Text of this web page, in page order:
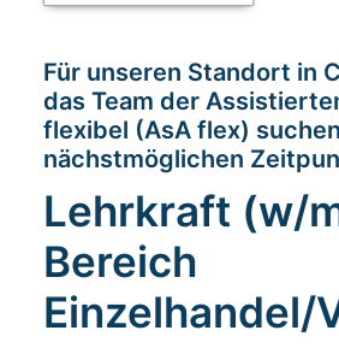
Karriere
Standorte
Für Unternehmen
Kontakt
Bewerben
Für unseren Standort in
das Team der
flexibel (AsA flex)
nächstmöglichen
Lehrkraft (w/
Bereich
Einzelhandel/